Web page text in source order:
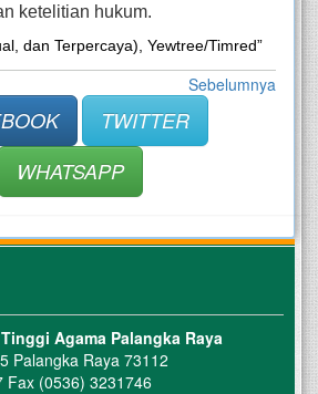
ketelitian hukum.
dan Terpercaya), Yewtree/Timred”
Sebelumnya
TWITTER
WHATSAPP
Agama Palangka Raya
Palangka Raya 73112
Fax (0536) 3231746